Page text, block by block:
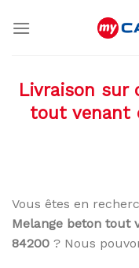
Livraison sur
tout venant
Vous êtes en
Melange beton tout
84200 ? Nous